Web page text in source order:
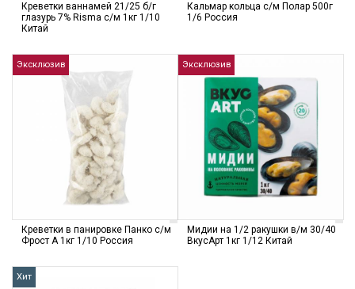
Креветки ваннамей 21/25 б/г
глазурь 7% Risma с/м 1кг 1/10
Китай
Кальмар кольца с/м Полар 500г
1/6 Россия
Эксклюзив
Креветки в панировке Панко с/м
Фрост А 1кг 1/10 Россия
Эксклюзив
Мидии на 1/2 ракушки в/м 30/40
ВкусАрт 1кг 1/12 Китай
Хит